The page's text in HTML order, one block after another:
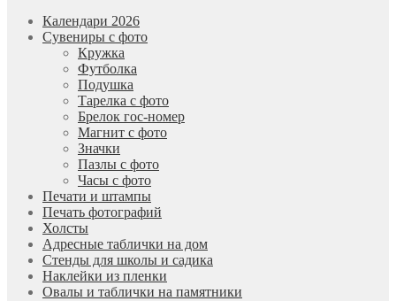
Календари 2026
Сувениры с фото
Кружка
Футболка
Подушка
Тарелка с фото
Брелок гос-номер
Магнит с фото
Значки
Пазлы с фото
Часы с фото
Печати и штампы
Печать фотографий
Холсты
Адресные таблички на дом
Стенды для школы и садика
Наклейки из пленки
Овалы и таблички на памятники